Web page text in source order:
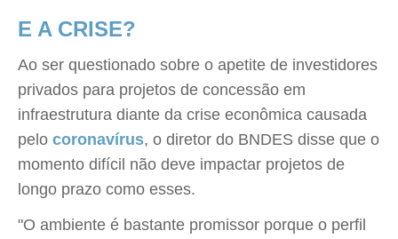
E A CRISE?
Ao ser questionado sobre o apetite de investidores
privados para projetos de concessão em
infraestrutura diante da crise econômica causada
pelo coronavírus, o diretor do BNDES disse que o
momento difícil não deve impactar projetos de
longo prazo como esses.
"O ambiente é bastante promissor porque o perfil